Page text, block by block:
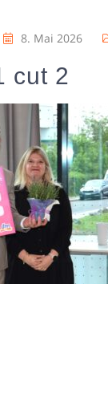
8. Mai 2026
cut 2